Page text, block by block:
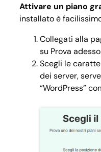
Attivare un piano
installato è
Collegati alla
su Prova adesso
Scegli le
dei server,
“WordPress”